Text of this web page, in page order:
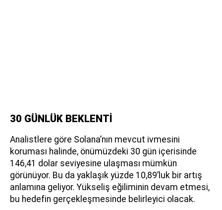
30 GÜNLÜK BEKLENTİ
Analistlere göre Solana’nın mevcut ivmesini
koruması halinde, önümüzdeki 30 gün içerisinde
146,41 dolar seviyesine ulaşması mümkün
görünüyor. Bu da yaklaşık yüzde 10,89’luk bir artış
anlamına geliyor. Yükseliş eğiliminin devam etmesi,
bu hedefin gerçekleşmesinde belirleyici olacak.